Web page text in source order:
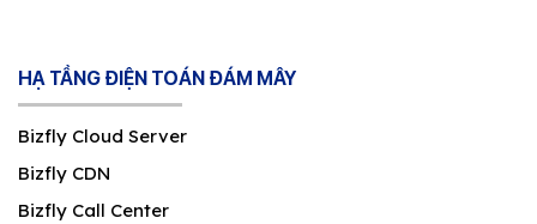
HẠ TẦNG ĐIỆN TOÁN ĐÁM MÂY
Bizfly Cloud Server
Bizfly CDN
Bizfly Call Center